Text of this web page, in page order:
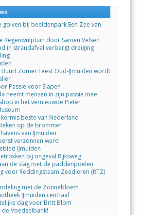
golven bij beeldenpark Een Zee van
Regenwulptuin door Samen Velsen
in strandafval verbergt dreiging
Zomer Feest Oud-IJmuiden wordt
Passie voor Slapen
neemt mensen in zijn passie mee
in het vernieuwde Pieter
beste van Nederland
op de brommer
van IJmuiden
verzonnen werd
IJmuiden
bij ongeval Rijksweg
de slag met de paddenpoelen
voor Reddingsteam Zeedieren (RTZ)
met de Zonnebloem
IJmuiden centraal
dag voor Britt Blom
Voedselbank!